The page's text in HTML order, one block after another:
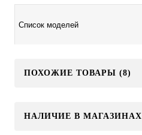
Список моделей
ПОХОЖИЕ ТОВАРЫ (8)
НАЛИЧИЕ В МАГАЗИНАХ